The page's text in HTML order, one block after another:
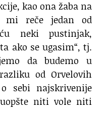
kao ona žaba na
mi reče jedan od
neki pustinjak,
ako se ugasim“, tj.
da budemo u
od Orvelovih
sebi najskrivenije
niti vole niti